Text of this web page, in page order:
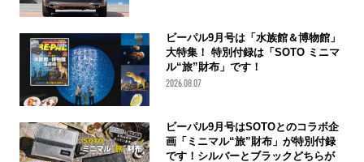
ビーパル9月号は「水族館＆博物館」
大特集！ 特別付録は「SOTO ミニマ
ル“旅”財布」です！
2026.08.07
ビーパル9月号はSOTOとのコラボ企
画「ミニマル“旅”財布」が特別付録
です！シルバーとブラックどちらが